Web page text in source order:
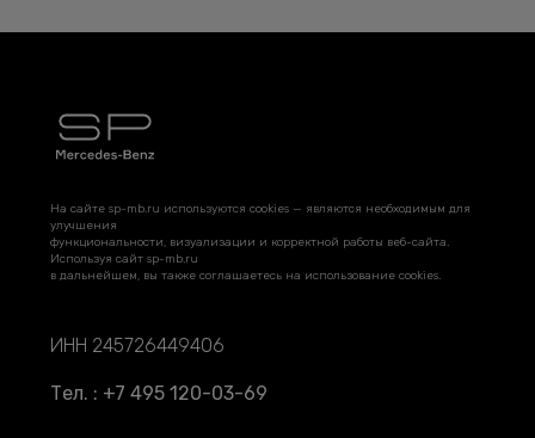
На сайте sp-mb.ru используются cookies — являются необходимым для
улучшения
функциональности, визуализации и корректной работы веб-сайта.
Используя сайт sp-mb.ru
в дальнейшем, вы также соглашаетесь на использование cookies.
ИНН 245726449406
Тел. : +7 495 120-03-69